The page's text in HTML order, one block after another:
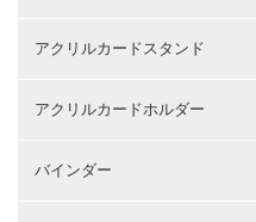
アクリルカードスタンド
アクリルカードホルダー
バインダー